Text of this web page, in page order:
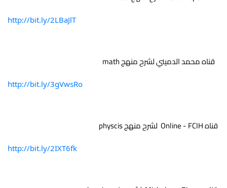
http://bit.ly/2LBaJlT
http://bit.ly/3gVwsRo
http://bit.ly/2IXT6fk